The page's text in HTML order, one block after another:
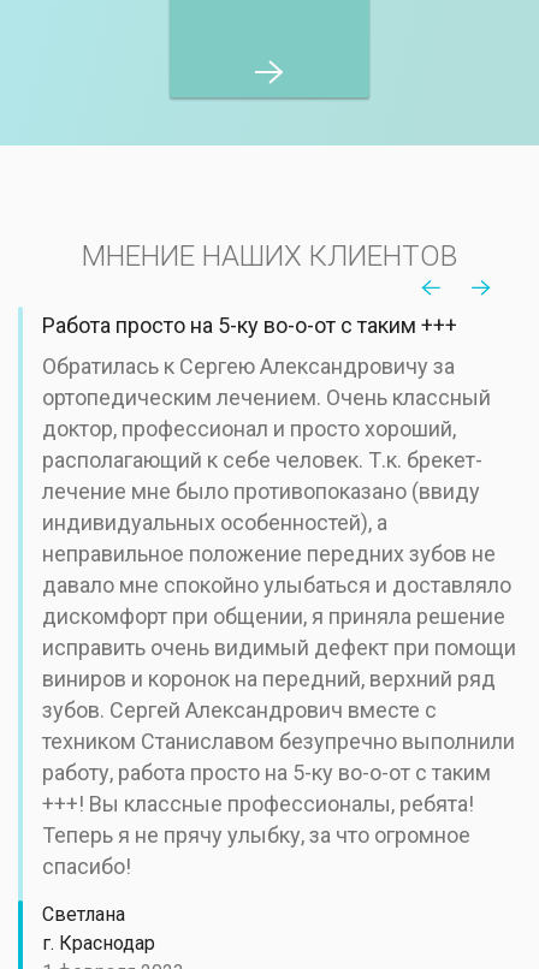
МНЕНИЕ НАШИХ КЛИЕНТОВ
Работа просто на 5-ку во-о-от с таким +++
Обратилась к Сергею Александровичу за
ортопедическим лечением. Очень классный
доктор, профессионал и просто хороший,
располагающий к себе человек. Т.к. брекет-
лечение мне было противопоказано (ввиду
индивидуальных особенностей), а
неправильное положение передних зубов не
давало мне спокойно улыбаться и доставляло
дискомфорт при общении, я приняла решение
исправить очень видимый дефект при помощи
виниров и коронок на передний, верхний ряд
зубов. Сергей Александрович вместе с
техником Станиславом безупречно выполнили
работу, работа просто на 5-ку во-о-от с таким
+++! Вы классные профессионалы, ребята!
Теперь я не прячу улыбку, за что огромное
спасибо!
Светлана
г. Краснодар